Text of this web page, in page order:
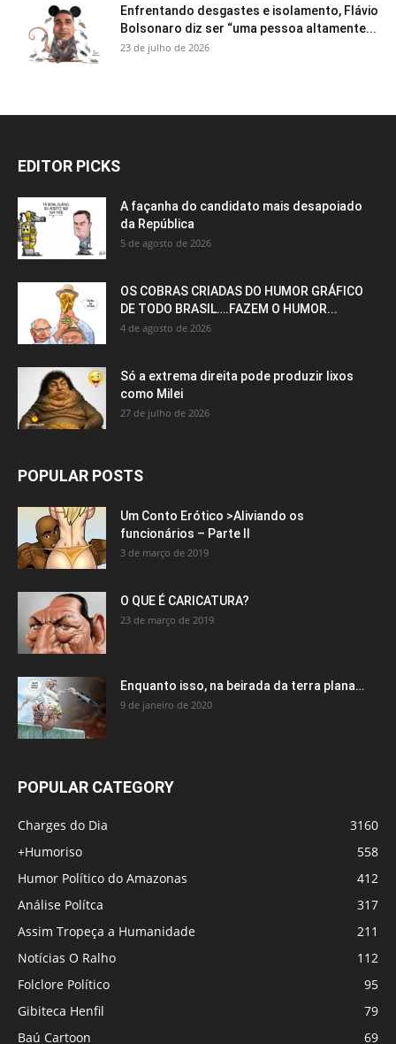
Enfrentando desgastes e isolamento, Flávio
Bolsonaro diz ser “uma pessoa altamente...
23 de julho de 2026
EDITOR PICKS
A façanha do candidato mais desapoiado
da República
5 de agosto de 2026
OS COBRAS CRIADAS DO HUMOR GRÁFICO
DE TODO BRASIL….FAZEM O HUMOR...
4 de agosto de 2026
Só a extrema direita pode produzir lixos
como Milei
27 de julho de 2026
POPULAR POSTS
Um Conto Erótico >Aliviando os
funcionários – Parte II
3 de março de 2019
O QUE É CARICATURA?
23 de março de 2019
Enquanto isso, na beirada da terra plana…
9 de janeiro de 2020
POPULAR CATEGORY
Charges do Dia
3160
+Humoriso
558
Humor Político do Amazonas
412
Análise Polítca
317
Assim Tropeça a Humanidade
211
Notícias O Ralho
112
Folclore Político
95
Gibiteca Henfil
79
Baú Cartoon
69